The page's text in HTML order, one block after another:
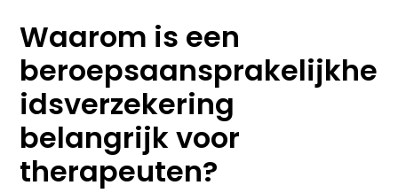
Waarom is een
beroepsaansprakelijkhe
idsverzekering
belangrijk voor
therapeuten?